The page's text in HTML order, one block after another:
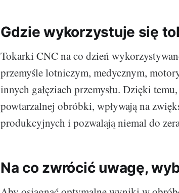
Gdzie wykorzystuje się
Tokarki CNC na co dzień
przemyśle lotniczym, medycznym,
innych gałęziach przemysłu. Dzięki
powtarzalnej obróbki, wpływają na
produkcyjnych i pozwalają niemal do
Na co zwrócić uwagę,